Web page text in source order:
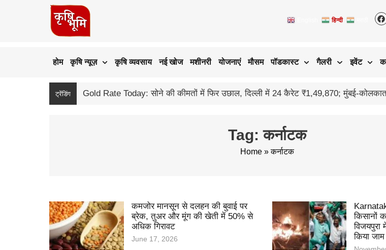
हिन्दी
होम कृषि न्यूज़ कृषि व्यवसाय नई खोज मशीनरी योजनाएं मौसम पॉडकास्ट गैलरी इवेंट
ट्रेंडिंग नौकरी
Tag: कर्नाटक
Home»कर्नाटक
कमजोर मानसून से दलहन की बुवाई पर
ब्रेक, तुअर और मूंग की खेती में 50% से
अधिक गिरावट
June 17, 2026
किसानों
विजयपुरा
किया जाम